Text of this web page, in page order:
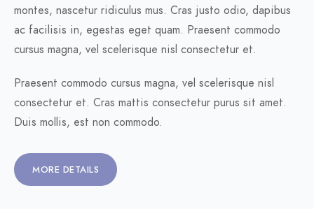
montes, nascetur ridiculus mus. Cras justo odio, dapibus
ac facilisis in, egestas eget quam. Praesent commodo
cursus magna, vel scelerisque nisl consectetur et.
Praesent commodo cursus magna, vel scelerisque nisl
consectetur et. Cras mattis consectetur purus sit amet.
Duis mollis, est non commodo.
MORE DETAILS